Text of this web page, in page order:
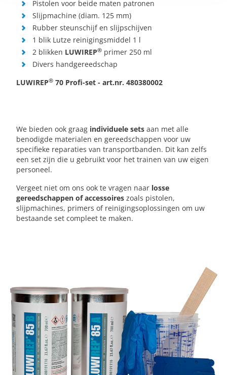
Pistolen voor beide maten patronen
Slijpmachine (diam. 125 mm)
Rubber steunschijf en slijpschijven
1 blik Lutze reinigingsmiddel 1 l
2 blikken LUWIREP® primer 250 ml
Divers handgereedschap
LUWIREP® 70 Profi-set - art.nr. 480380002
We bieden ook graag individuele sets aan met alle
benodigde materialen en gereedschappen voor uw
specifieke reparaties van transportbanden. Dit kan zelfs
een set zijn die u gebruikt voor het trainen van uw eigen
personeel.
Vergeet niet om ons ook te vragen naar losse
gereedschappen of accessoires zoals pistolen,
slijpmachines, primers of reinigingsoplossingen om uw
bestaande set compleet te maken.